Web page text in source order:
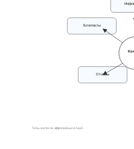
Отзывы
Блогпосты
Типы контента, эффективные в SaaS